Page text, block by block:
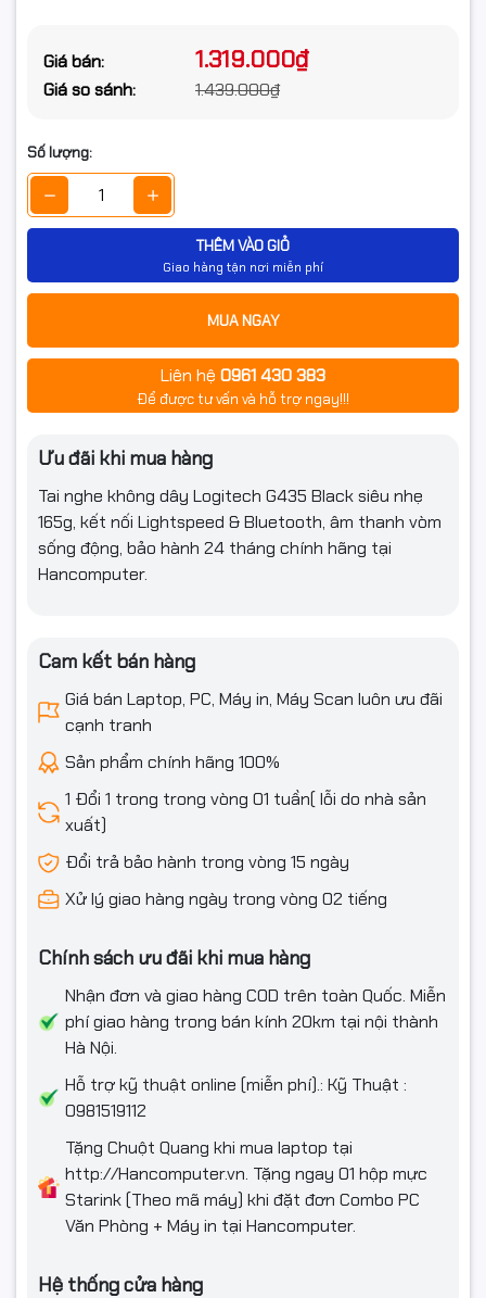
Giá bán: 1.319.000₫
Giá so sánh: 1.439.000₫
Số lượng:
THÊM VÀO GIỎ
Giao hàng tận nơi miễn phí
MUA NGAY
Liên hệ 0961 430 383
Để được tư vấn và hỗ trợ ngay!!!
Ưu đãi khi mua hàng
Tai nghe không dây Logitech G435 Black siêu nhẹ
165g, kết nối Lightspeed & Bluetooth, âm thanh vòm
sống động, bảo hành 24 tháng chính hãng tại
Hancomputer.
Cam kết bán hàng
Giá bán Laptop, PC, Máy in, Máy Scan luôn ưu đãi
cạnh tranh
Sản phẩm chính hãng 100%
1 Đổi 1 trong trong vòng 01 tuần( lỗi do nhà sản
xuất)
Đổi trả bảo hành trong vòng 15 ngày
Xử lý giao hàng ngày trong vòng 02 tiếng
Chính sách ưu đãi khi mua hàng
Nhận đơn và giao hàng COD trên toàn Quốc. Miễn
phí giao hàng trong bán kính 20km tại nội thành
Hà Nội.
Hỗ trợ kỹ thuật online (miễn phí).: Kỹ Thuật :
0981519112
Tặng Chuột Quang khi mua laptop tại
http://Hancomputer.vn. Tặng ngay 01 hộp mực
Starink (Theo mã máy) khi đặt đơn Combo PC
Văn Phòng + Máy in tại Hancomputer.
Hệ thống cửa hàng
Điểm nổi bật đầu tiên của Logitech G435 chính là trọng
lượng siêu nhẹ, chỉ
165 gram– nhẹ hơn cả một chiếc iPhone.
nhiều giờ liên tục mà không cảm thấy nặng nề. Dù là chơi
game, nghe nhạc hay tập luyện thể thao, G435 vẫn mang
đến sự thoải mái tối đa.
Kết nối linh hoạt – Lightspeed
& Bluetooth
Lightspeed Wireless, tối ưu tốc độ truyền tín hiệu với độ trễ
cực thấp, đảm bảo trải nghiệm mượt mà cho game thủ trong
Bluetooth, cho phép bạn dễ dàng kết nối với laptop, PC, điện
Âm thanh sống động – hỗ trợ
chuẩn 3D Audio
cấp, mang đến chất âm trong trẻo, cân bằng và đầy chi tiết.
Sản phẩm hỗ trợ nhiều chuẩn âm thanh hiện đại nhưDolby
Atmos, Tempest 3D AudioTech và Windows Sonic, mang lại
trải nghiệm âm thanh vòm sống động, chân thực. Logitech
giao tiếp rõ ràng khi chat voice.